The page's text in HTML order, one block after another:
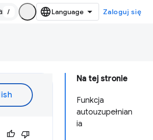
/ Zaloguj się
Na tej stronie
Funkcja
autouzupełnian
ia